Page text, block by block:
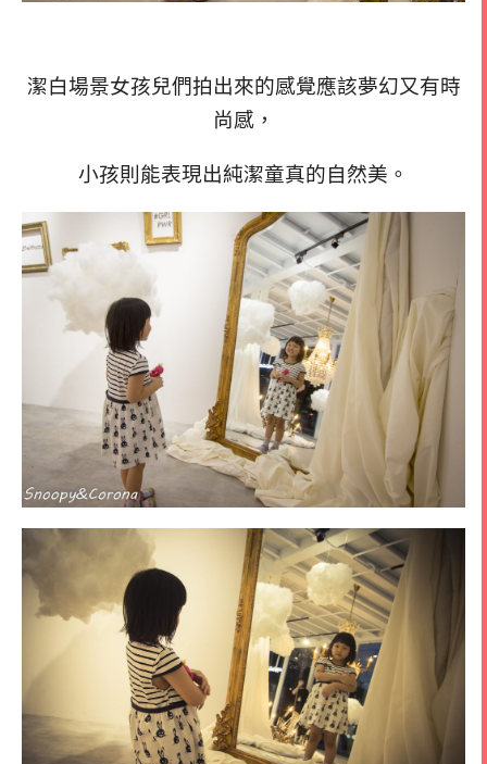
潔白場景女孩兒們拍出來的感覺應該夢幻又有時
尚感，
小孩則能表現出純潔童真的自然美。